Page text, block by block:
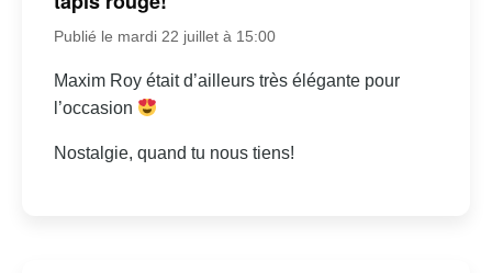
Publié le mardi 22 juillet à 15:00
Maxim Roy était d’ailleurs très élégante pour
l’occasion
Nostalgie, quand tu nous tiens!